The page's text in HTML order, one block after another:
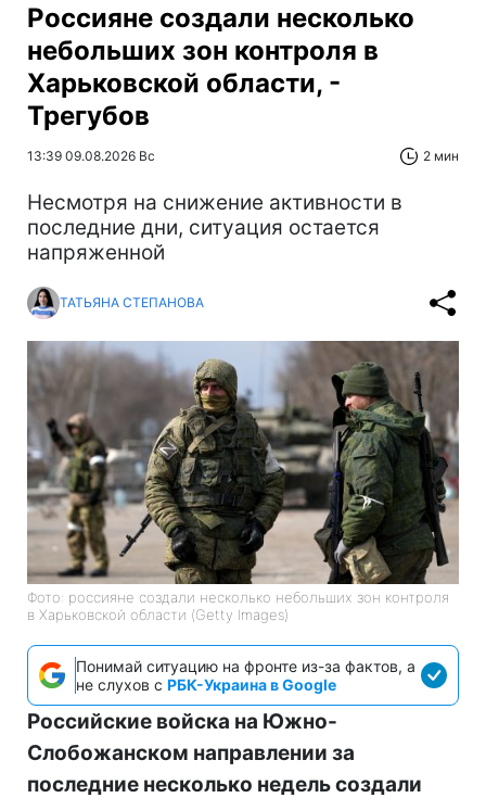
Россияне создали несколько
небольших зон контроля в
Харьковской области, -
Трегубов
13:39 09.08.2026 Вс 2 мин
Несмотря на снижение активности в
последние дни, ситуация остается
напряженной
ТАТЬЯНА СТЕПАНОВА
Фото: россияне создали несколько небольших зон контроля
в Харьковской области (Getty Images)
Понимай ситуацию на фронте из-за фактов, а
не слухов с РБК-Украина в Google
Российские войска на Южно-
Слобожанском направлении за
последние несколько недель создали